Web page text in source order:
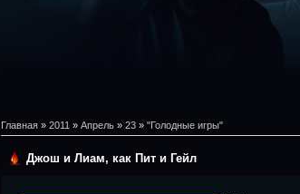
Главная » 2011 » Апрель » 23 » "Голодные игры"
Джош и Лиам, как Пит и Гейл